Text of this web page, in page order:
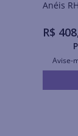
R$ 408
Avise-